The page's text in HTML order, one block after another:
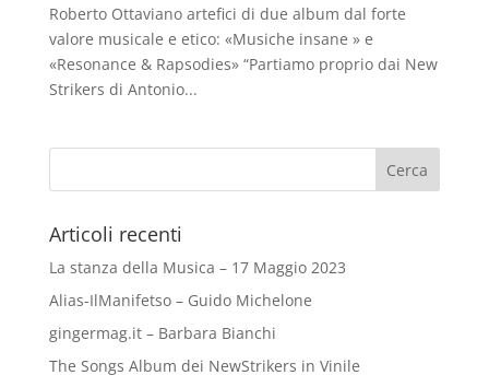
Roberto Ottaviano artefici di due album dal forte
valore musicale e etico: «Musiche insane » e
«Resonance & Rapsodies» “Partiamo proprio dai New
Strikers di Antonio...
Articoli recenti
La stanza della Musica – 17 Maggio 2023
Alias-IlManifetso – Guido Michelone
gingermag.it – Barbara Bianchi
The Songs Album dei NewStrikers in Vinile